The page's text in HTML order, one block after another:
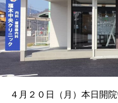
院内機器紹介
４月２０日（月）本日開